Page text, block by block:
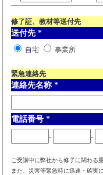
修了証、教材等送付先
送付先 *
自宅 事業所
緊急連絡先
連絡先名称 *
電話番号 *
- -
ご受講中に弊社から修了に関わる
また、災害等緊急時に迅速・確実